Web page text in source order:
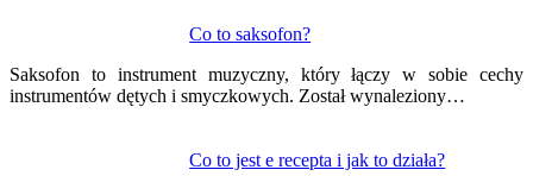
Co to saksofon?
Saksofon to instrument muzyczny, który łączy w sobie cechy
instrumentów dętych i smyczkowych. Został wynaleziony…
Co to jest e recepta i jak to działa?